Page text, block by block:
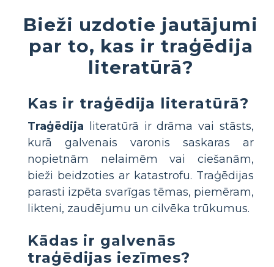
Bieži uzdotie jautājumi
par to, kas ir traģēdija
literatūrā?
Kas ir traģēdija literatūrā?
Traģēdija literatūrā ir drāma vai stāsts,
kurā galvenais varonis saskaras ar
nopietnām nelaimēm vai ciešanām,
bieži beidzoties ar katastrofu. Traģēdijas
parasti izpēta svarīgas tēmas, piemēram,
likteni, zaudējumu un cilvēka trūkumus.
Kādas ir galvenās
traģēdijas iezīmes?